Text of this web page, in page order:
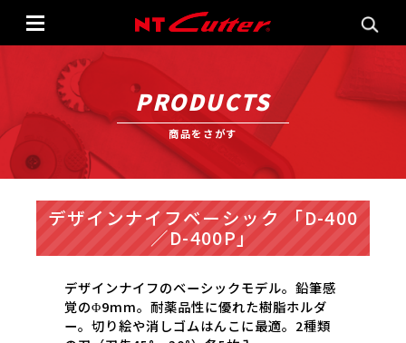
PRODUCTS
商品をさがす
デザインナイフベーシック 「D-400
／D-400P」
デザインナイフのベーシックモデル。鉛筆感
覚のΦ9mm。耐薬品性に優れた樹脂ホルダ
ー。切り絵や消しゴムはんこに最適。2種類